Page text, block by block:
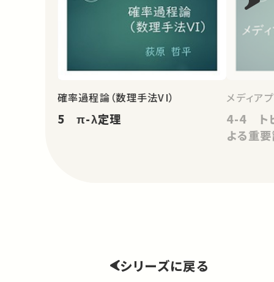
確率過程論（数理手法VI）
5 π-λ定理
メディア
4-4 ト
よる重
シリーズに戻る